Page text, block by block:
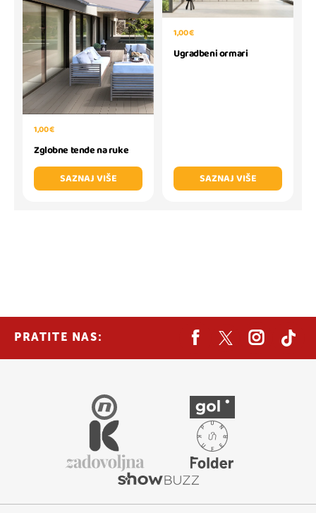
1,00 €
Zglobne tende na ruke
SAZNAJ VIŠE
1,00 €
Ugradbeni ormari
SAZNAJ VIŠE
PRATITE NAS: